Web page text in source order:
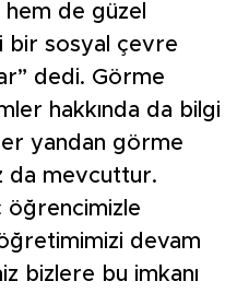
de güzel
bir sosyal çevre
dedi. Görme
hakkında da bilgi
yandan görme
da mevcuttur.
öğrencimizle
devam
bizlere bu imkanı